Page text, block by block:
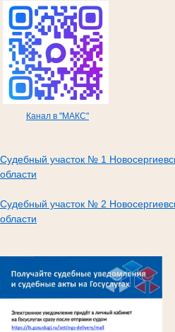
Канал в "МАКС"
Судебный участок № 1
области
Судебный участок № 2
области